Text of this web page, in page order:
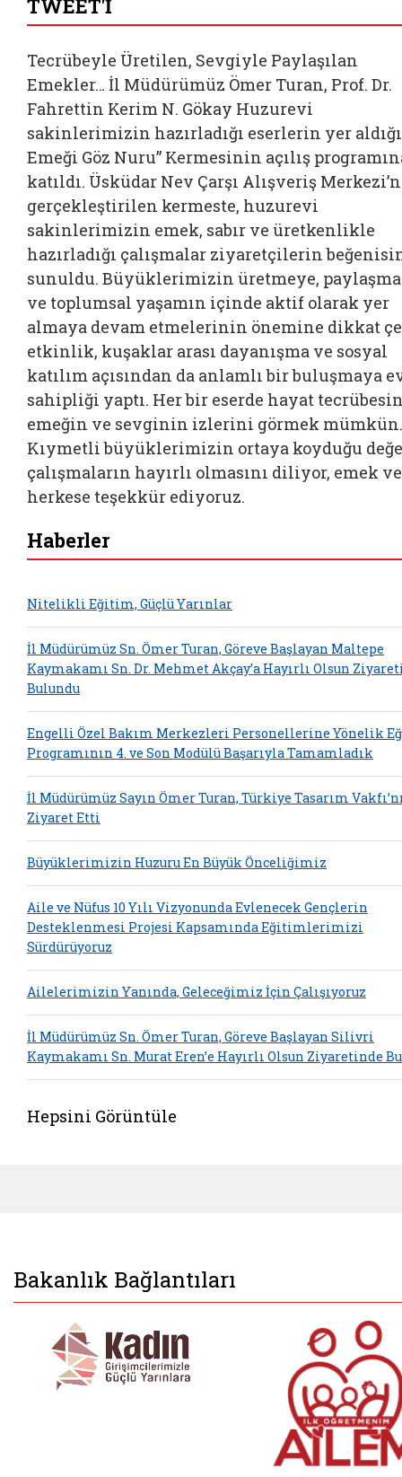
TWEET'İ
Tecrübeyle Üretilen, Sevgiyle Paylaşılan
Emekler… İl Müdürümüz Ömer Turan, Prof. Dr.
Fahrettin Kerim N. Gökay Huzurevi
sakinlerimizin hazırladığı eserlerin yer
Emeği Göz Nuru” Kermesinin açılış
katıldı. Üsküdar Nev Çarşı Alışveriş
gerçekleştirilen kermeste, huzurevi
sakinlerimizin emek, sabır ve üretkenlikle
hazırladığı çalışmalar ziyaretçilerin
sunuldu. Büyüklerimizin üretmeye,
ve toplumsal yaşamın içinde aktif olarak yer
almaya devam etmelerinin önemine dikkat
etkinlik, kuşaklar arası dayanışma ve sosyal
katılım açısından da anlamlı bir buluşmaya
sahipliği yaptı. Her bir eserde hayat
emeğin ve sevginin izlerini görmek mümkün.
Kıymetli büyüklerimizin ortaya koyduğu
çalışmaların hayırlı olmasını diliyor, emek
herkese teşekkür ediyoruz.
Haberler
Nitelikli Eğitim, Güçlü Yarınlar
İl Müdürümüz Sn. Ömer Turan, Göreve Başlayan Maltepe
Kaymakamı Sn. Dr. Mehmet Akçay’a Hayırlı Olsun
Bulundu
Engelli Özel Bakım Merkezleri Personellerine Yönelik
Programının 4. ve Son Modülü Başarıyla Tamamladık
İl Müdürümüz Sayın Ömer Turan, Türkiye Tasarım
Ziyaret Etti
Büyüklerimizin Huzuru En Büyük Önceliğimiz
Aile ve Nüfus 10 Yılı Vizyonunda Evlenecek Gençlerin
Desteklenmesi Projesi Kapsamında Eğitimlerimizi
Sürdürüyoruz
Ailelerimizin Yanında, Geleceğimiz İçin Çalışıyoruz
İl Müdürümüz Sn. Ömer Turan, Göreve Başlayan Silivri
Kaymakamı Sn. Murat Eren’e Hayırlı Olsun Ziyaretinde
Hepsini Görüntüle
Bakanlık Bağlantıları